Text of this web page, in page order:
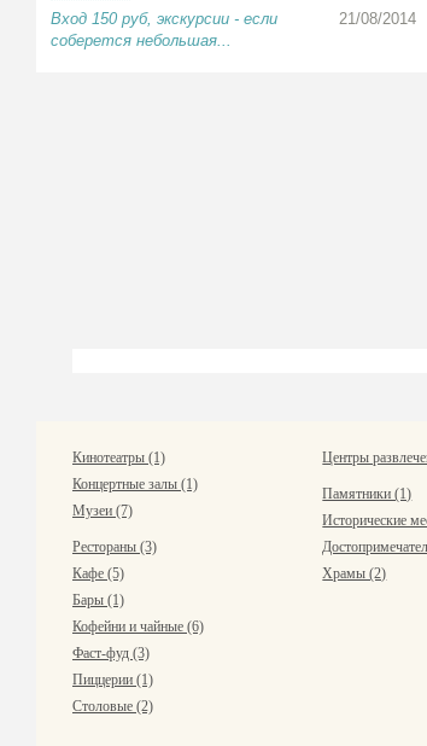
Вход 150 руб, экскурсии - если
соберется небольшая...
21/08/2014
Кинотеатры (1)
Концертные залы (1)
Музеи (7)
Рестораны (3)
Кафе (5)
Бары (1)
Кофейни и чайные (6)
Фаст-фуд (3)
Пиццерии (1)
Столовые (2)
Центры
Памятники (1)
Исторические
Храмы (2)